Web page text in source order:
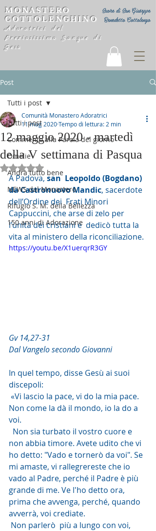
Suore di San Giuseppe
Benedetto Cottolengo
MONASTERO
COTTOLENGHINO
Adoratrici del
Preziosissimo Sangue di
Gesù
Post
Tutti i post
Commento alla Parola del giorno
Omelie
Andrà tutto bene
NEWS dal Monastero
Rifugio S. M. della Bellezza
150 anni di Adorazione
Tutti i post
12 maggio 2020 - martedì
della V settimana di Pasqua
Comunità Monastero Adoratrici
11 mag 2020Tempo di lettura: 2 min
Valutazione NaN stelle su 5.
A Padova, san  Leopoldo (Bogdano)
da Castronuovo Mandic, sacerdote
dell’Ordine dei  Frati Minori
Cappuccini, che arse di zelo per
l’unità dei cristiani e  dedicò tutta la
vita al ministero della riconciliazione.
https://youtu.be/X1uerqrR3GY
Gv 14,27-31
Dal Vangelo secondo Giovanni
In quel tempo, disse Gesù ai suoi
discepoli:
Non come la dà il mondo, io la do a
voi.
non abbia timore. Avete udito che vi
ho detto: "Vado e tornerò da voi". Se
mi amaste, vi rallegrereste che io
vado al Padre, perché il Padre è più
grande di me. Ve l'ho detto ora,
prima che avvenga, perché, quando
avverrà, voi crediate.